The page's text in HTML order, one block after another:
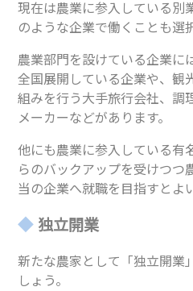
現在は農業に参入している別
のような企業で働くことも選
農業部門を設けている企業に
全国展開している企業や、観
組みを行う大手旅行会社、調
メーカーなどがあります。
他にも農業に参入している有
らのバックアップを受けつつ
当の企業へ就職を目指すとよ
独立開業
新たな農家として「独立開業
しょう。